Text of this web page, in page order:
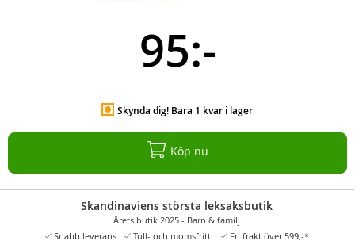
95:-
Skynda dig! Bara 1 kvar i lager
Köp nu
Skandinaviens största leksaksbutik
Årets butik 2025 - Barn & familj
Snabb leverans
Tull- och momsfritt Fri frakt över 599,-*